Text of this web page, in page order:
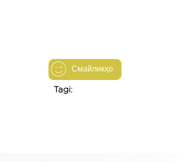
Смайликҳо
Tagi: